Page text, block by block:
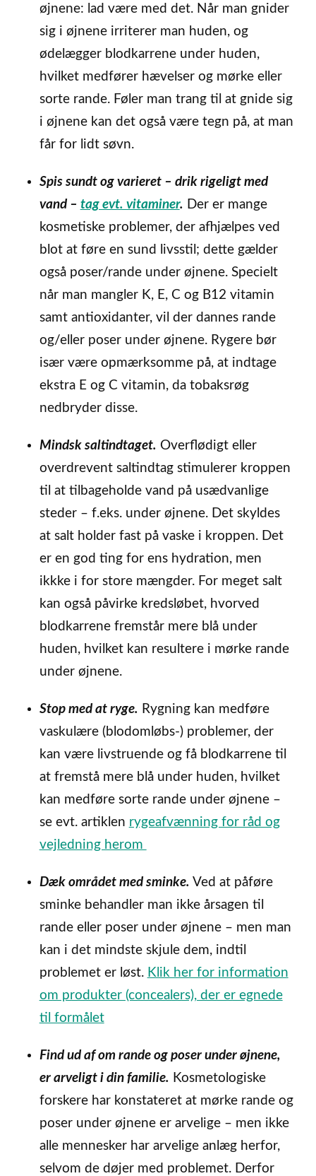
øjnene: lad være med det. Når man gnider
sig i øjnene irriterer man huden, og
ødelægger blodkarrene under huden,
hvilket medfører hævelser og mørke eller
sorte rande. Føler man trang til at gnide sig
i øjnene kan det også være tegn på, at man
får for lidt søvn.
Spis sundt og varieret – drik rigeligt med
vand – tag evt. vitaminer. Der er mange
kosmetiske problemer, der afhjælpes ved
blot at føre en sund livsstil; dette gælder
også poser/rande under øjnene. Specielt
når man mangler K, E, C og B12 vitamin
samt antioxidanter, vil der dannes rande
og/eller poser under øjnene. Rygere bør
især være opmærksomme på, at indtage
ekstra E og C vitamin, da tobaksrøg
nedbryder disse.
Mindsk saltindtaget. Overflødigt eller
overdrevent saltindtag stimulerer kroppen
til at tilbageholde vand på usædvanlige
steder – f.eks. under øjnene. Det skyldes
at salt holder fast på vaske i kroppen. Det
er en god ting for ens hydration, men
ikkke i for store mængder. For meget salt
kan også påvirke kredsløbet, hvorved
blodkarrene fremstår mere blå under
huden, hvilket kan resultere i mørke rande
under øjnene.
Stop med at ryge. Rygning kan medføre
vaskulære (blodomløbs-) problemer, der
kan være livstruende og få blodkarrene til
at fremstå mere blå under huden, hvilket
kan medføre sorte rande under øjnene –
se evt. artiklen rygeafvænning for råd og
vejledning herom
Dæk området med sminke. Ved at påføre
sminke behandler man ikke årsagen til
rande eller poser under øjnene – men man
kan i det mindste skjule dem, indtil
problemet er løst. Klik her for information
om produkter (concealers), der er egnede
til formålet
Find ud af om rande og poser under øjnene,
er arveligt i din familie. Kosmetologiske
forskere har konstateret at mørke rande og
poser under øjnene er arvelige – men ikke
alle mennesker har arvelige anlæg herfor,
selvom de døjer med problemet. Derfor